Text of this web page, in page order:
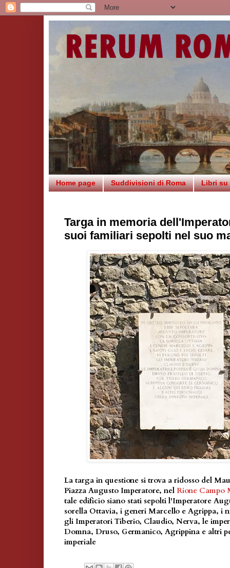
Home page Suddivisioni di Roma Libri su
Targa in memoria
suoi familiari sepolti nel suo
La targa in questione si trova a ridosso del
Piazza Augusto Imperatore, nel Rione Campo
tale edificio siano stati sepolti l'Imperatore
sorella Ottavia, i generi Marcello e Agrippa, i
gli Imperatori Tiberio, Claudio, Nerva, le
Domna, Druso, Germanico, Agrippina e altri
imperiale